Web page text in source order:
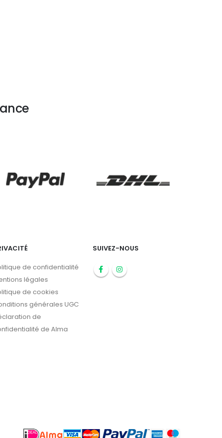
de confidentialité
légales
de cookies
générales UGC
de
de Alma
SUIVEZ-NOUS